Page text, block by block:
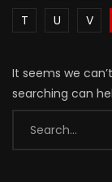
T
U V
It seems we
searching can